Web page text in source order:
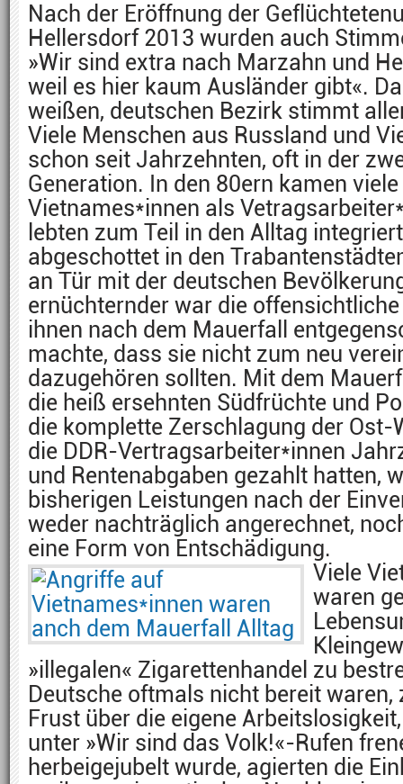
Nach der Eröffnung der
Hellersdorf 2013 wurden auch
»Wir sind extra nach Marzahn und
weil es hier kaum Ausländer gibt«.
weißen, deutschen Bezirk stimmt
Viele Menschen aus Russland und
schon seit Jahrzehnten, oft in der
Generation. In den 80ern kamen
Vietnames*innen als
lebten zum Teil in den Alltag
abgeschottet in den
an Tür mit der deutschen
ernüchternder war die
ihnen nach dem Mauerfall
machte, dass sie nicht zum neu
dazugehören sollten. Mit dem
die heiß ersehnten Südfrüchte und
die komplette Zerschlagung der
die DDR-Vertragsarbeiter*innen
und Rentenabgaben gezahlt hatten,
bisherigen Leistungen nach der
weder nachträglich angerechnet,
eine Form von Entschädigung.
Viele
waren
»illegalen« Zigarettenhandel zu
Deutsche oftmals nicht bereit waren,
Frust über die eigene
unter »Wir sind das Volk!«-Rufen
herbeigejubelt wurde, agierten die